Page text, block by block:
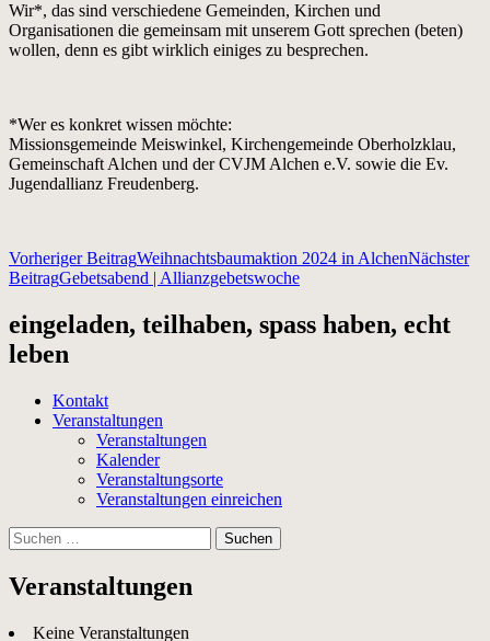
Wir*, das sind verschiedene Gemeinden, Kirchen und
Organisationen die gemeinsam mit unserem Gott sprechen (beten)
wollen, denn es gibt wirklich einiges zu besprechen.
*Wer es konkret wissen möchte:
Missionsgemeinde Meiswinkel, Kirchengemeinde Oberholzklau,
Gemeinschaft Alchen und der CVJM Alchen e.V. sowie die Ev.
Jugendallianz Freudenberg.
Beitragsnavigation
Vorheriger BeitragWeihnachtsbaumaktion 2024 in AlchenNächster
BeitragGebetsabend | Allianzgebetswoche
eingeladen, teilhaben, spass haben, echt
leben
Kontakt
Veranstaltungen
Veranstaltungen
Kalender
Veranstaltungsorte
Veranstaltungen einreichen
Suchen
nach:
Veranstaltungen
Keine Veranstaltungen